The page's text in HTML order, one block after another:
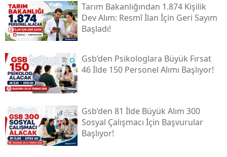
Tarım Bakanlığından 1.874 Kişilik
Dev Alım: Resmî İlan İçin Geri Sayım
Başladı!
Gsb’den Psikologlara Büyük Fırsat
46 İlde 150 Personel Alımı Başlıyor!
Gsb’den 81 İlde Büyük Alım 300
Sosyal Çalışmacı İçin Başvurular
Başlıyor!